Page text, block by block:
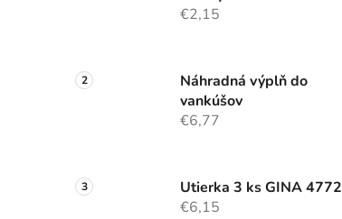
€2,15
Náhradná výplň do
vankúšov
€6,77
Utierka 3 ks GINA 4772
€6,15